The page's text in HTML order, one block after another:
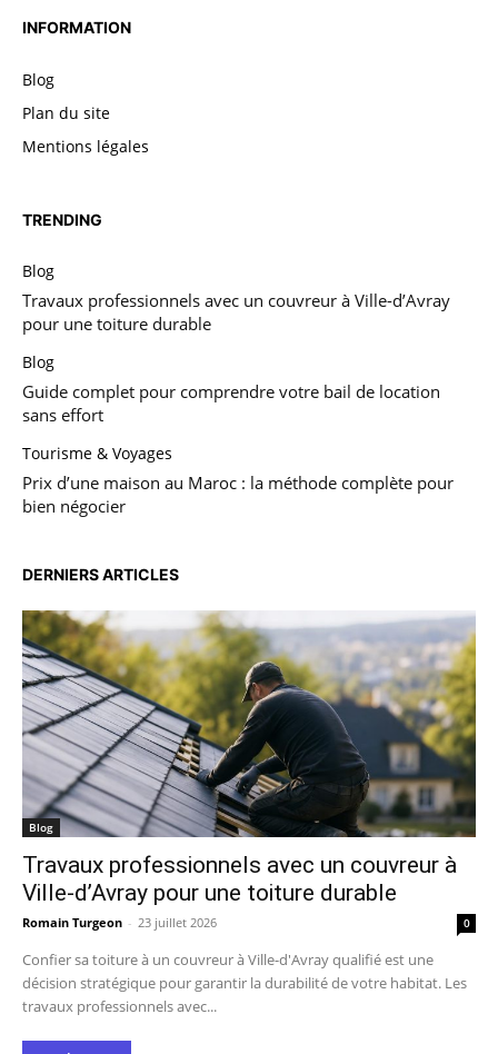
INFORMATION
Blog
Plan du site
Mentions légales
TRENDING
Blog
Travaux professionnels avec un couvreur à Ville-d’Avray
pour une toiture durable
Blog
Guide complet pour comprendre votre bail de location
sans effort
Tourisme & Voyages
Prix d’une maison au Maroc : la méthode complète pour
bien négocier
DERNIERS ARTICLES
Blog
Travaux professionnels avec un couvreur à
Ville-d’Avray pour une toiture durable
Romain Turgeon - 23 juillet 2026 0
Confier sa toiture à un couvreur à Ville-d'Avray qualifié est une
décision stratégique pour garantir la durabilité de votre habitat. Les
travaux professionnels avec...